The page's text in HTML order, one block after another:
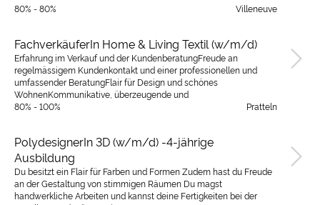
80% - 80%
Villeneuve
FachverkäuferIn Home & Living Textil (w/m/d)
Erfahrung im Verkauf und der KundenberatungFreude an
regelmässigem Kundenkontakt und einer professionellen und
umfassender BeratungFlair für Design und schönes
WohnenKommunikative, überzeugende und
80% - 100%
Pratteln
PolydesignerIn 3D (w/m/d) -4-jährige
Ausbildung
Du besitzt ein Flair für Farben und Formen Zudem hast du Freude
an der Gestaltung von stimmigen Räumen Du magst
handwerkliche Arbeiten und kannst deine Fertigkeiten bei der